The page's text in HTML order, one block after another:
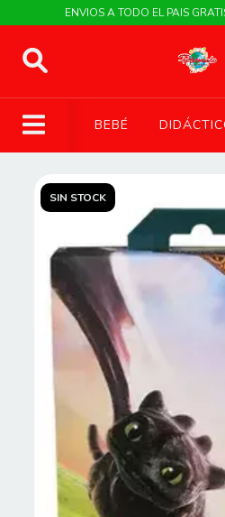
ENVIOS A TODO EL PAIS
BEBÉ
SIN STOCK